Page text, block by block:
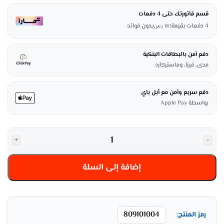
قسم فاتورتك حتى 4 دفعات
4 دفعات بقيمة
183 ر.سبدون فوائد
دفع آمن بالبطاقات البنكية
مدى، فيزا، وماستركارد
دفع سريع وآمن مع أبل باي
بواسطة Apple Pay
-
+
إضافة إلى السلة
رمز المنتج: 809101004